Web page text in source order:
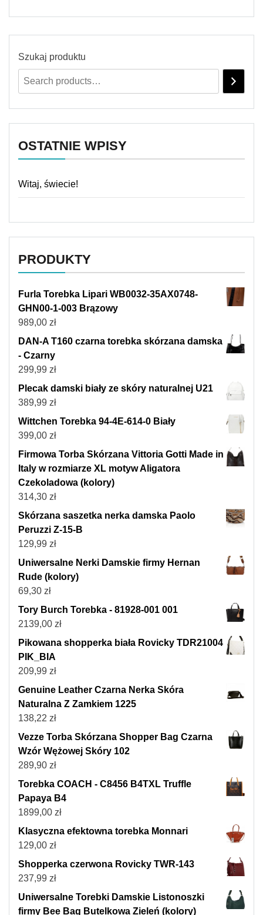
Szukaj produktu
OSTATNIE WPISY
Witaj, świecie!
PRODUKTY
Furla Torebka Lipari WB0032-35AX0748-
GHN00-1-003 Brązowy
989,00 zł
DAN-A T160 czarna torebka skórzana damska
- Czarny
299,99 zł
Plecak damski biały ze skóry naturalnej U21
389,99 zł
Wittchen Torebka 94-4E-614-0 Biały
399,00 zł
Firmowa Torba Skórzana Vittoria Gotti Made in
Italy w rozmiarze XL motyw Aligatora
Czekoladowa (kolory)
314,30 zł
Skórzana saszetka nerka damska Paolo
Peruzzi Z-15-B
129,99 zł
Uniwersalne Nerki Damskie firmy Hernan
Rude (kolory)
69,30 zł
Tory Burch Torebka - 81928-001 001
2139,00 zł
Pikowana shopperka biała Rovicky TDR21004
PIK_BIA
209,99 zł
Genuine Leather Czarna Nerka Skóra
Naturalna Z Zamkiem 1225
138,22 zł
Vezze Torba Skórzana Shopper Bag Czarna
Wzór Wężowej Skóry 102
289,90 zł
Torebka COACH - C8456 B4TXL Truffle
Papaya B4
1899,00 zł
Klasyczna efektowna torebka Monnari
129,00 zł
Shopperka czerwona Rovicky TWR-143
237,99 zł
Uniwersalne Torebki Damskie Listonoszki
firmy Bee Bag Butelkowa Zieleń (kolory)